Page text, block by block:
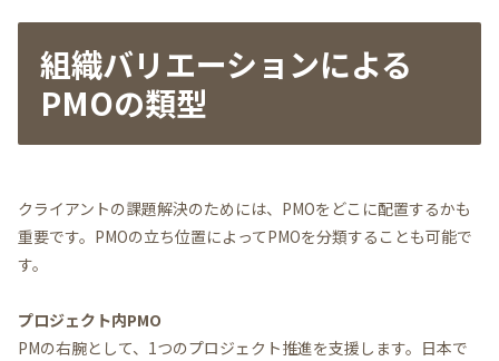
組織バリエーションによる
PMOの類型
クライアントの課題解決のためには、PMOをどこに配置するかも
重要です。PMOの立ち位置によってPMOを分類することも可能で
す。
プロジェクト内PMO
PMの右腕として、1つのプロジェクト推進を支援します。日本で